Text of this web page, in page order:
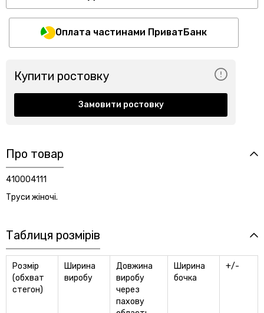
Оплата частинами ПриватБанк
Купити ростовку
Замовити ростовку
Про товар
410004111
Труси жіночі.
Таблиця розмірів
Розмір
(обхват
стегон)
Ширина
виробу
Довжина
виробу
через
пахову
Ширина
бочка
+/-